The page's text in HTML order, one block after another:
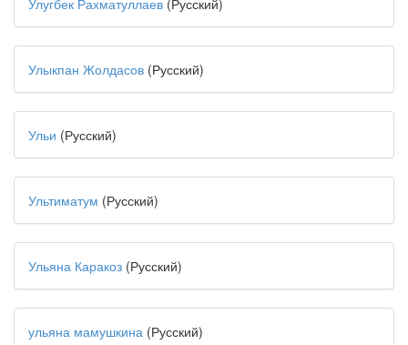
Улугбек Рахматуллаев (Русский)
Улыкпан Жолдасов (Русский)
Ульи (Русский)
Ультиматум (Русский)
Ульяна Каракоз (Русский)
ульяна мамушкина (Русский)